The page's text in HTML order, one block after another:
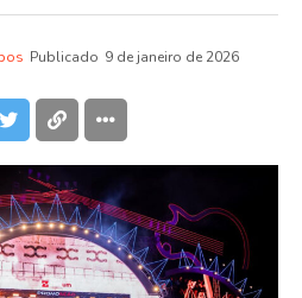
Publicado 9 de janeiro de 2026